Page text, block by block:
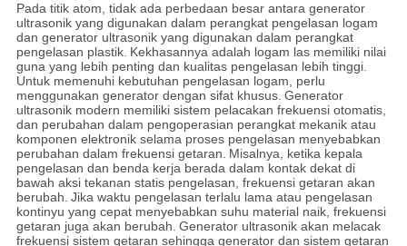
Pada titik atom, tidak ada perbedaan besar antara generator
ultrasonik yang digunakan dalam perangkat pengelasan logam
dan generator ultrasonik yang digunakan dalam perangkat
pengelasan plastik. Kekhasannya adalah logam las memiliki nilai
guna yang lebih penting dan kualitas pengelasan lebih tinggi.
Untuk memenuhi kebutuhan pengelasan logam, perlu
menggunakan generator dengan sifat khusus. Generator
ultrasonik modern memiliki sistem pelacakan frekuensi otomatis,
dan perubahan dalam pengoperasian perangkat mekanik atau
komponen elektronik selama proses pengelasan menyebabkan
perubahan dalam frekuensi getaran. Misalnya, ketika kepala
pengelasan dan benda kerja berada dalam kontak dekat di
bawah aksi tekanan statis pengelasan, frekuensi getaran akan
berubah. Jika waktu pengelasan terlalu lama atau pengelasan
kontinyu yang cepat menyebabkan suhu material naik, frekuensi
getaran juga akan berubah. Generator ultrasonik akan melacak
frekuensi sistem getaran sehingga generator dan sistem getaran